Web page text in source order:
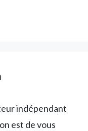
indépendant
est de vous